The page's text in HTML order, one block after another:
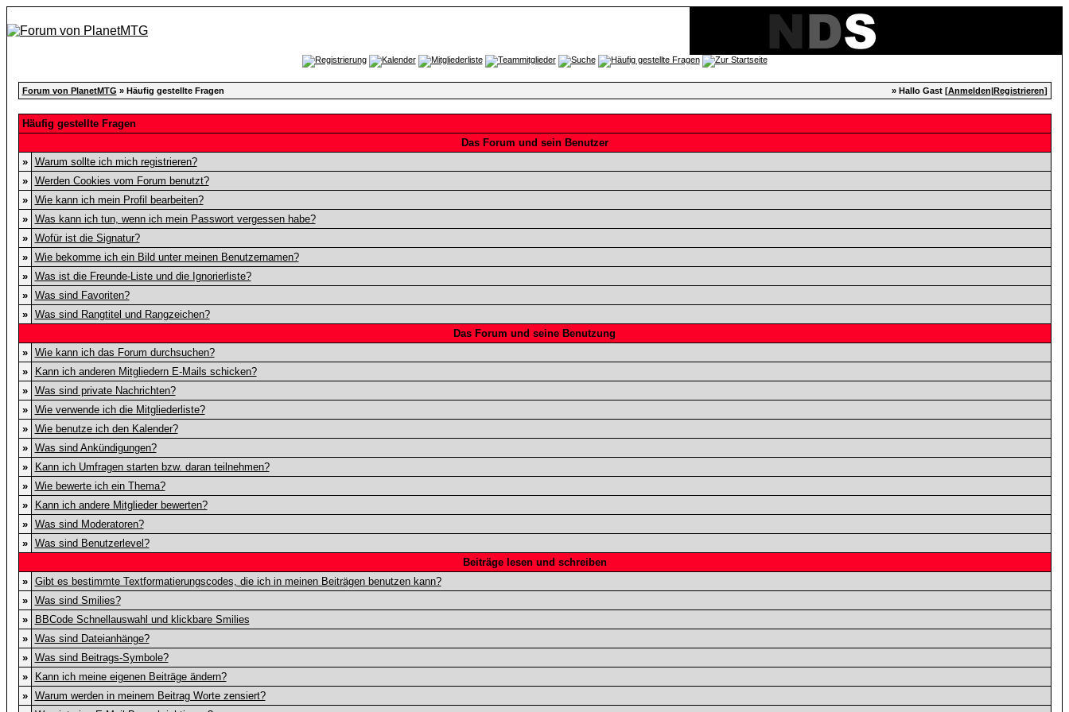
Forum von PlanetMTG » Häufig gestellte Fragen » Hallo Gast [Anmelden|Registrieren]
Häufig gestellte Fragen
Das Forum und sein Benutzer
»
Warum sollte ich mich registrieren?
»
Werden Cookies vom Forum benutzt?
»
Wie kann ich mein Profil bearbeiten?
»
Was kann ich tun, wenn ich mein Passwort vergessen habe?
»
Wofür ist die Signatur?
»
Wie bekomme ich ein Bild unter meinen Benutzernamen?
»
Was ist die Freunde-Liste und die Ignorierliste?
»
Was sind Favoriten?
»
Was sind Rangtitel und Rangzeichen?
Das Forum und seine Benutzung
»
Wie kann ich das Forum durchsuchen?
»
Kann ich anderen Mitgliedern E-Mails schicken?
»
Was sind private Nachrichten?
»
Wie verwende ich die Mitgliederliste?
»
Wie benutze ich den Kalender?
»
Was sind Ankündigungen?
»
Kann ich Umfragen starten bzw. daran teilnehmen?
»
Wie bewerte ich ein Thema?
»
Kann ich andere Mitglieder bewerten?
»
Was sind Moderatoren?
»
Was sind Benutzerlevel?
Beiträge lesen und schreiben
»
Gibt es bestimmte Textformatierungscodes, die ich in meinen Beiträgen benutzen kann?
»
Was sind Smilies?
»
BBCode Schnellauswahl und klickbare Smilies
»
Was sind Dateianhänge?
»
Was sind Beitrags-Symbole?
»
Kann ich meine eigenen Beiträge ändern?
»
Warum werden in meinem Beitrag Worte zensiert?